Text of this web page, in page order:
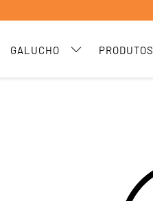
GALUCHO PRODUTOS